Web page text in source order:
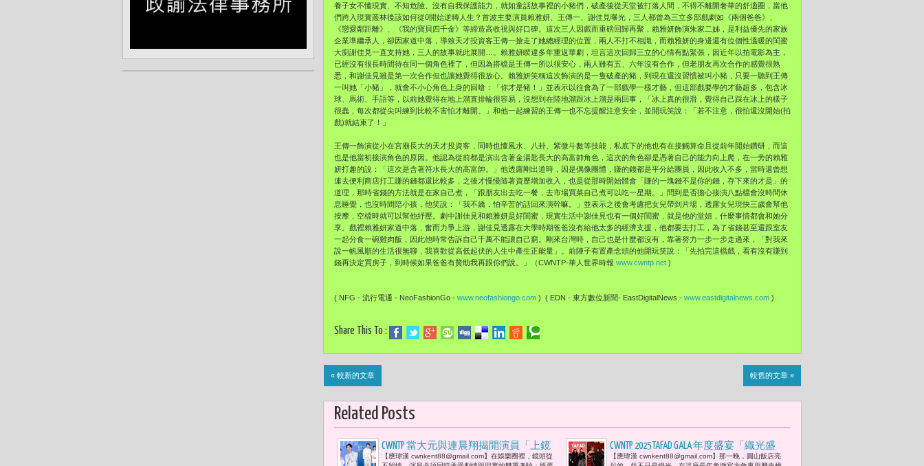
養子女不懂現實、不知危險、沒有自我保護能力，就如童話故事裡的小豬們，破產後從天堂被打落人間，不得不離開奢華的舒適圈，當他
們跨入現實叢林後該如何從0開始逆轉人生？首波主要演員賴雅妍、王傳一、謝佳見曝光，三人都曾為三立多部戲劇如《兩個爸爸》、
《戀愛鄰距離》、《我的寶貝四千金》等締造高收視與好口碑。這次三人因戲而重磅回歸再聚，賴雅妍飾演朱家二姊，是利益優先的家族
企業準繼承人，卻因家道中落，導致天才投資客王傳一搶走了她總經理的位置，兩人不打不相識，而賴雅妍的身邊還有位個性溫暖的閨蜜
大廚謝佳見一直支持她，三人的故事就此展開…。賴雅妍睽違多年重返華劇，坦言這次回歸三立的心情有點緊張，因近年以拍電影為主，
已經沒有很長時間待在同一個角色裡了，但因為搭檔是王傳一所以很安心，兩人雖有五、六年沒有合作，但老朋友再次合作的感覺很熟
悉，和謝佳見雖是第一次合作但也讓她覺得很放心。賴雅妍笑稱這次飾演的是一隻破產的豬，到現在還沒習慣被叫小豬，只要一聽到王傳
一叫她「小豬」，就會不小心角色上身的回嗆：「你才是豬！」並表示以往會為了一部戲學一樣才藝，但這部戲要學的才藝超多，包含冰
球、馬術、手語等，以前她覺得在地上溜直排輪很容易，沒想到在陸地溜跟冰上溜是兩回事，「冰上真的很滑，覺得自己踩在冰上的樣子
很蠢，每次都從尖叫練到比較不害怕才離開。」和他一起練習的王傳一也不忘提醒注意安全，並開玩笑說：「若不注意，很怕還沒開始(拍
戲)就結束了！」
王傳一飾演從小在宮廟長大的天才投資客，同時也懂風水、八卦、紫微斗數等技能，私底下的他也有在接觸算命且從前年開始鑽研，而這
也是他當初接演角色的原因。他認為從前都是演出含著金湯匙長大的高富帥角色，這次的角色卻是憑著自己的能力向上爬，在一旁的賴雅
妍打趣的說：「這次是含著符水長大的高富帥。」他透露剛出道時，因是偶像團體，賺的錢都是平分給團員，因此收入不多，當時還曾想
連去便利商店打工賺的錢都還比較多，之後才慢慢隨著資歷增加收入，也是從那時開始體會「賺的一塊錢不是你的錢，存下來的才是」的
道理，那時省錢的方法就是在家自己煮，「跟朋友出去吃一餐，去市場買菜自己煮可以吃一星期。」問到是否擔心接演八點檔會沒時間休
息睡覺，也沒時間陪小孩，他笑說：「我不嬌，怕辛苦的話回來演幹嘛。」並表示之後會考慮把女兒帶到片場，透露女兒現快三歲會幫他
按摩，空檔時就可以幫他紓壓。劇中謝佳見和賴雅妍是好閨蜜，現實生活中謝佳見也有一個好閨蜜，就是他的堂姐，什麼事情都會和她分
享。戲裡賴雅妍家道中落，奮而力爭上游，謝佳見透露在大學時期爸爸沒有給他太多的經濟支援，他都要去打工，為了省錢甚至還跟室友
一起分食一碗雞肉飯，因此他時常告訴自己千萬不能讓自己窮。剛來台灣時，自己也是什麼都沒有，靠著努力一步一步走過來，「對我來
說一帆風順的生活很無聊，我喜歡從高低起伏的人生中產生正能量」。前陣子有置產念頭的他開玩笑說：「先拍完這檔戲，看有沒有賺到
錢再決定買房子，到時候如果爸爸有贊助我再跟你們說。」（CWNTP-華人世界時報 www.cwntp.net )
( NFG - 流行電通 - NeoFashionGo - www.neofashiongo.com ) ( EDN - 東方數位新聞- EastDigitalNews - www.eastdigitalnews.com )
Share This To :
« 較新的文章 較舊的文章 »
Related Posts
CWNTP 當大元與連晨翔揭開演員「上鏡
保養」的祕密
【應瑋漢 cwnkent88@gmail.com】在娛樂圈裡，鏡頭從
CWNTP 2025 TAFAD GALA 年度盛宴「織光盛
宴」-- 4. GIOIA PAN 品牌主理人潘怡良從
【應瑋漢 cwnkent88@gmail.com】那一晚，圓山飯店亮